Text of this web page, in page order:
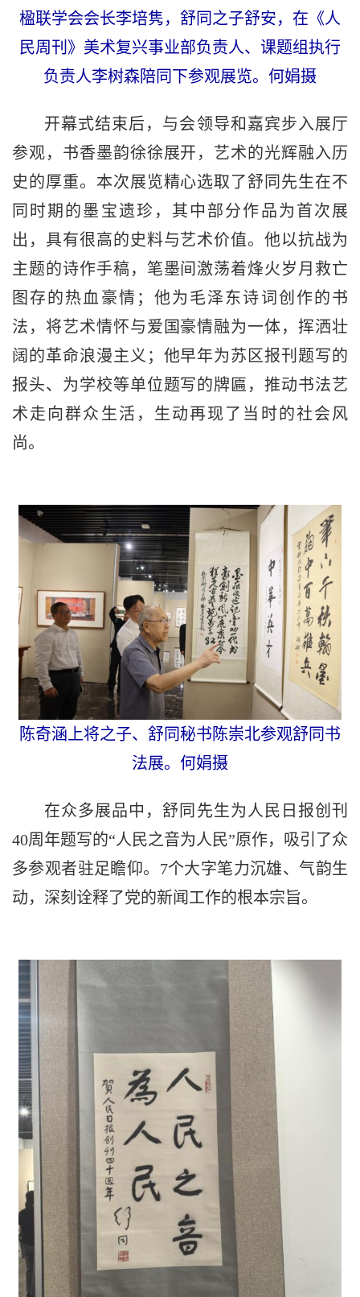
楹联学会会长李培隽，舒同之子舒安，在《人
民周刊》美术复兴事业部负责人、课题组执行
负责人李树森陪同下参观展览。何娟摄
开幕式结束后，与会领导和嘉宾步入展厅
参观，书香墨韵徐徐展开，艺术的光辉融入历
史的厚重。本次展览精心选取了舒同先生在不
同时期的墨宝遗珍，其中部分作品为首次展
出，具有很高的史料与艺术价值。他以抗战为
主题的诗作手稿，笔墨间激荡着烽火岁月救亡
图存的热血豪情；他为毛泽东诗词创作的书
法，将艺术情怀与爱国豪情融为一体，挥洒壮
阔的革命浪漫主义；他早年为苏区报刊题写的
报头、为学校等单位题写的牌匾，推动书法艺
术走向群众生活，生动再现了当时的社会风
尚。
陈奇涵上将之子、舒同秘书陈崇北参观舒同书
法展。何娟摄
在众多展品中，舒同先生为人民日报创刊
40周年题写的“人民之音为人民”原作，吸引了众
多参观者驻足瞻仰。7个大字笔力沉雄、气韵生
动，深刻诠释了党的新闻工作的根本宗旨。